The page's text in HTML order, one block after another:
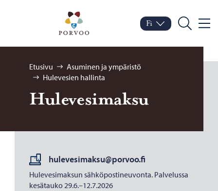
Porvoo – Siirry
Vaihda kieltä
Nykyinen kieli: Suomi
Fi
Hae
Selaa:
Etusivu
Asuminen ja ympäristö
Hulevesien hallinta
Hu­le­ve­si­mak­su
hulevesimaksu@porvoo.fi
Hulevesimaksun sähköpostineuvonta. Palvelussa
kesätauko 29.6.–12.7.2026